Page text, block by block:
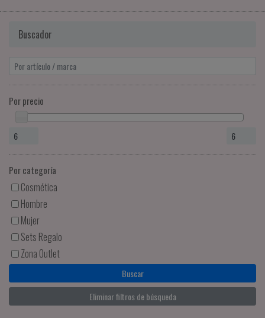
Buscador
Por precio
Por categoría
Cosmética
Hombre
Mujer
Sets Regalo
Zona Outlet
Eliminar filtros de búsqueda